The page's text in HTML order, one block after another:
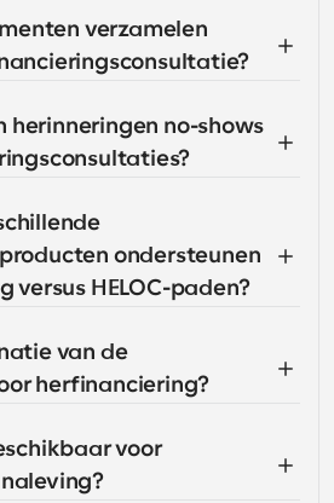
verzamelen
herinneringen no-shows
ondersteunen
versus HELOC-paden?
van de
herfinanciering?
voor